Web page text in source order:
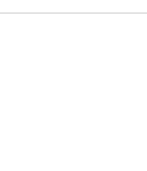
Home